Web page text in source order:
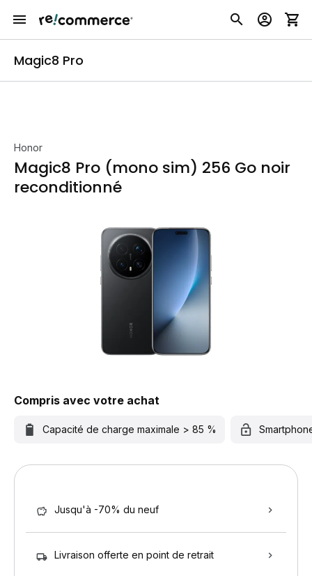
Magic8 Pro
Honor
Magic8 Pro (mono sim) 256 Go noir
reconditionné
Compris avec votre achat
Capacité de charge maximale > 85 %
Jusqu'à -70% du neuf
Livraison offerte en point de retrait